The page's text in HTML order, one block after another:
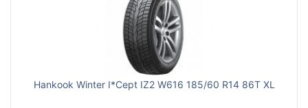
Hankook Winter I*Cept IZ2 W616 185/60 R14 86T XL